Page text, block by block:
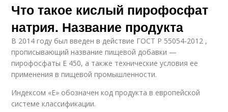
Что такое кислый пирофосфат
натрия. Название продукта
В 2014 году был введен в действие ГОСТ Р 55054-2012 ,
прописывающий название пищевой добавки —
пирофосфаты Е 450, а также технические условия ее
применения в пищевой промышленности.
Индексом «Е» обозначен код продукта в европейской
системе классификации.